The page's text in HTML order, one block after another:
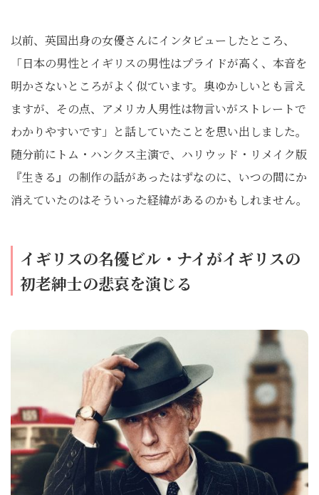
以前、英国出身の女優さんにインタビューしたところ、
「日本の男性とイギリスの男性はプライドが高く、本音を
明かさないところがよく似ています。奥ゆかしいとも言え
ますが、その点、アメリカ人男性は物言いがストレートで
わかりやすいです」と話していたことを思い出しました。
随分前にトム・ハンクス主演で、ハリウッド・リメイク版
『生きる』の制作の話があったはずなのに、いつの間にか
消えていたのはそういった経緯があるのかもしれません。
イギリスの名優ビル・ナイがイギリスの
初老紳士の悲哀を演じる